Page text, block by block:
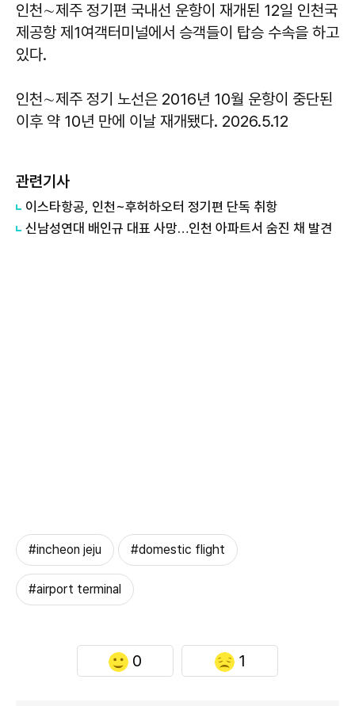
인천∼제주 정기편 국내선 운항이 재개된 12일 인천국
제공항 제1여객터미널에서 승객들이 탑승 수속을 하고
있다.
인천∼제주 정기 노선은 2016년 10월 운항이 중단된
이후 약 10년 만에 이날 재개됐다. 2026.5.12
관련기사
이스타항공, 인천~후허하오터 정기편 단독 취항
신남성연대 배인규 대표 사망…인천 아파트서 숨진 채 발견
#incheon jeju #domestic flight
#airport terminal
0 1